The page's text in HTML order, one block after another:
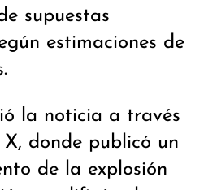
supuestas
estimaciones de
la noticia a través
donde publicó un
de la explosión